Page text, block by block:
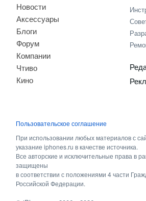
Новости
Аксессуары
Блоги
Форум
Компании
Чтиво
Кино
Пользовательское соглашение
При использовании любых материалов с
указание iphones.ru в качестве источника.
Все авторские и исключительные права в
защищены
в соответствии с положениями 4 части
Российской Федерации.